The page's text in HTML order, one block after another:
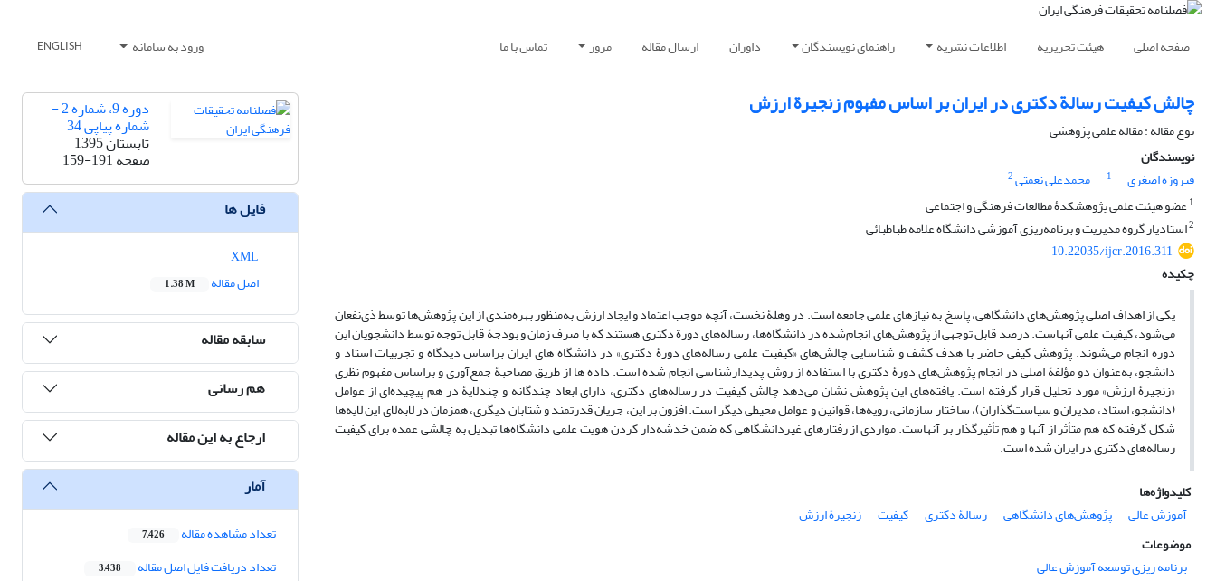
صفحه اصلی هیئت تحریریه اطلاعات نشریه راهنمای نویسندگان داوران ارسال مقاله مرور تماس با ما ورود به سامانه ENGLISH
چالش کیفیت رسالة دکتری در ایران بر اساس مفهوم زنجیرة ارزش
نوع مقاله : مقاله علمی پژوهشی
نویسندگان
فیروزه اصغری
1 محمدعلی نعمتی2
1عضو هیئت علمی پژوهشکدۀ مطالعات فرهنگی و اجتماعی
2استادیار گروه مدیریت و برنامه‌ریزی آموزشی دانشگاه علامه طباطبائی
10.22035/ijcr.2016.311
چکیده
یکی از اهداف اصلی پژوهش‌های دانشگاهی، پاسخ به نیازهای علمی جامعه است. در وهلۀ نخست، آنچه موجب اعتماد و ایجاد ارزش به‌منظور بهره‌مندی از این پژوهش‌ها توسط ذی‌نفعان
می‌شود، کیفیت علمی آنهاست. درصد قابل توجهی از پژوهش‌های انجام‌شده در دانشگاه‌ها، رساله‌های دورة دکتری هستند که با صرف زمان و بودجۀ قابل توجه توسط دانشجویان این
دوره انجام می‌شوند. پژوهش کیفی حاضر با هدف کشف و شناسایی چالش‌های «کیفیت علمی رساله‌های دورۀ دکتری» در دانشگاه های ایران براساس دیدگاه و تجربیات استاد و
دانشجو، به‌عنوان دو مؤلفۀ اصلی در انجام پژوهش‌های دورۀ دکتری با استفاده از روش پدیدارشناسی انجام شده است. داده ها از طریق مصاحبۀ جمع‌آوری و براساس مفهوم نظری
«زنجیرۀ ارزش» مورد تحلیل قرار گرفته است. یافته‌های این پژوهش نشان می‌دهد چالش کیفیت در رساله‌های دکتری، دارای ابعاد چندگانه و چندلایۀ در هم‌ پیچیده‌ای از عوامل
(دانشجو، استاد، مدیران و سیاست‌گذاران)، ساختار سازمانی، رویه‌ها، قوانین و عوامل محیطی دیگر است. افزون بر این، جریان قدرتمند و شتابان دیگری، همزمان در لابه‌لای این لایه‌ها
شکل گرفته که هم متأثر از آنها و هم تأثیرگذار بر آنهاست. مواردی از رفتارهای غیردانشگاهی که ضمن خدشه‌دار کردن هویت علمی دانشگاه‌ها تبدیل به چالشی عمده برای کیفیت
رساله‌های دکتری در ایران شده است.
کلیدواژه‌ها
آموزش عالی
پژوهش‌های دانشگاهی رسالۀ دکتری کیفیت
زنجیرۀ ارزش
موضوعات
برنامه ریزی توسعه آموزش عالی
دوره 9، شماره 2 -
شماره پیاپی 34
تابستان 1395
صفحه159-191
فایل ها
اصل مقاله
1.38 M
سابقه مقاله
هم رسانی
ارجاع به این مقاله
آمار
تعداد مشاهده مقاله 7,426
تعداد دریافت فایل اصل مقاله 3,438